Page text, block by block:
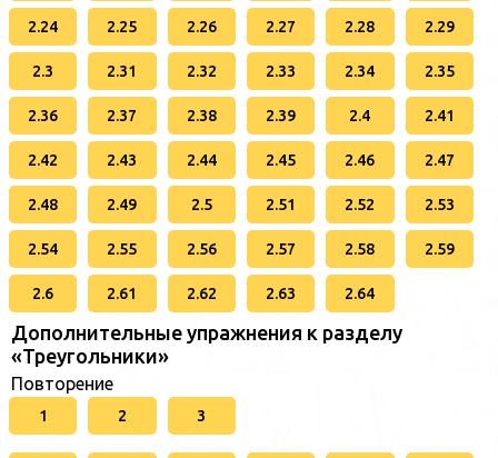
2.24 2.25 2.26 2.27 2.28 2.29
2.3 2.31 2.32 2.33 2.34 2.35
2.36 2.37 2.38 2.39 2.4 2.41
2.42 2.43 2.44 2.45 2.46 2.47
2.48 2.49 2.5 2.51 2.52 2.53
2.54 2.55 2.56 2.57 2.58 2.59
2.6 2.61 2.62 2.63 2.64
Дополнительные упражнения к разделу
«Треугольники»
Повторение
1 2 3